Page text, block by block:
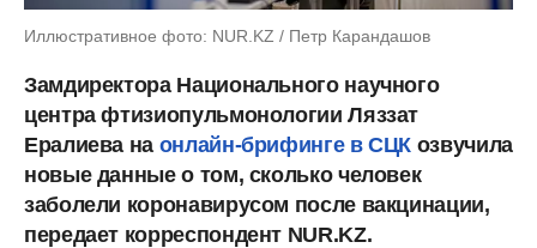
Иллюстративное фото: NUR.KZ / Петр Карандашов
Замдиректора Национального научного
центра фтизиопульмонологии Ляззат
Ералиева на онлайн-брифинге в СЦК озвучила
новые данные о том, сколько человек
заболели коронавирусом после вакцинации,
передает корреспондент NUR.KZ.